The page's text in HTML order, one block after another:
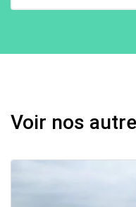
Voir nos